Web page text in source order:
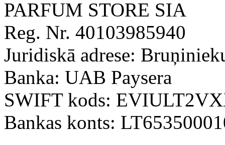
PARFUM STORE SIA
Reg. Nr. 40103985940
Juridiskā adrese:
Banka: UAB Paysera
SWIFT kods:
Bankas konts: